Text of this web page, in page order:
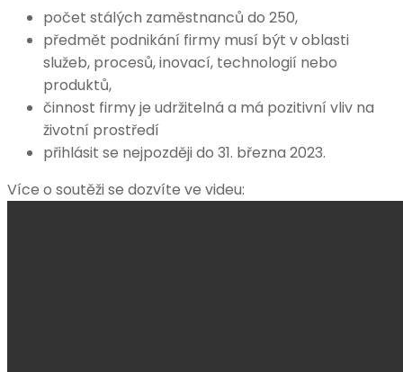
počet stálých zaměstnanců do 250,
předmět podnikání firmy musí být v oblasti
služeb, procesů, inovací, technologií nebo
produktů,
činnost firmy je udržitelná a má pozitivní vliv na
životní prostředí
přihlásit se nejpozději do 31. března 2023.
Více o soutěži se dozvíte ve videu: